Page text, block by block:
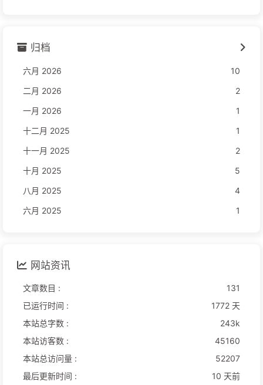
归档
六月 2026
10
二月 2026
2
一月 2026
1
十二月 2025
1
十一月 2025
2
十月 2025
5
八月 2025
4
六月 2025
1
网站资讯
文章数目 :
131
已运行时间 :
1772 天
本站总字数 :
243k
本站访客数 :
45160
本站总访问量 :
52207
最后更新时间 :
10 天前